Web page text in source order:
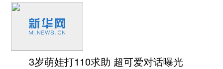
3岁萌娃打110求助 超可爱对话曝光